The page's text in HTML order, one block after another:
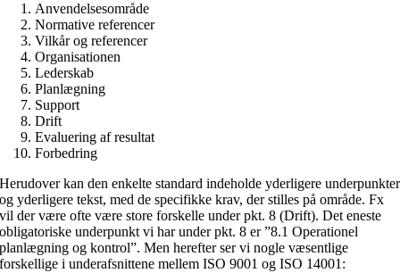
Anvendelsesområde
Normative referencer
Vilkår og referencer
Organisationen
Lederskab
Planlægning
Support
Drift
Evaluering af resultat
Forbedring
Herudover kan den enkelte standard indeholde yderligere underpunkter
og yderligere tekst, med de specifikke krav, der stilles på område. Fx
vil der være ofte være store forskelle under pkt. 8 (Drift). Det eneste
obligatoriske underpunkt vi har under pkt. 8 er ”8.1 Operationel
planlægning og kontrol”. Men herefter ser vi nogle væsentlige
forskellige i underafsnittene mellem ISO 9001 og ISO 14001: